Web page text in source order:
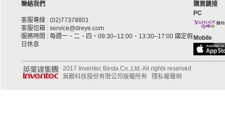
聯絡我們
客服專線 : (02)77378801
客服信箱 : service@dreye.com
服務時間 : 每週一、二、四，09:30–12:00、13:30–17:00 國定假
日休息
購買鏈接
PC
Mobile
2017 Inventec Besta Co.,Ltd. All rights reserved
無敵科技股份有限公司版權所有
隱私權聲明